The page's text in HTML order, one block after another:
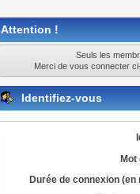
Attention !
Seuls les
Merci de vous connecter
Identifiez-vous
Mot
Durée de connexion (en